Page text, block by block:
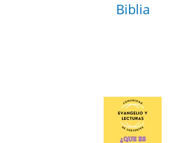
Biblia